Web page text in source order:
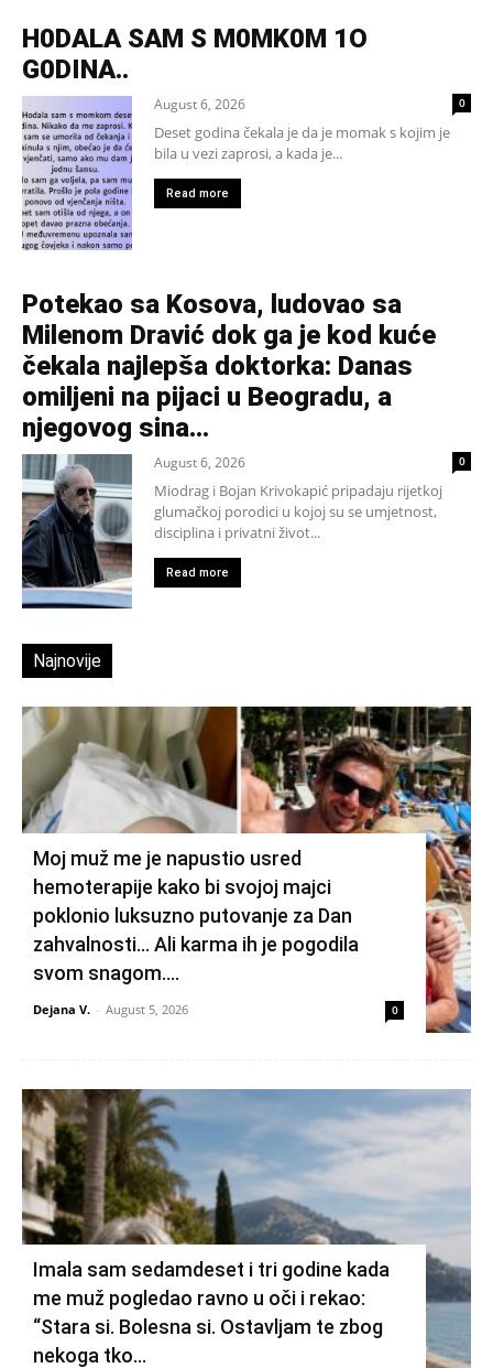
H0DALA SAM S M0MK0M 1O
G0DINA..
August 6, 2026 0
Deset godina čekala je da je momak s kojim je
bila u vezi zaprosi, a kada je...
Read more
Potekao sa Kosova, ludovao sa
Milenom Dravić dok ga je kod kuće
čekala najlepša doktorka: Danas
omiljeni na pijaci u Beogradu, a
njegovog sina...
August 6, 2026 0
Miodrag i Bojan Krivokapić pripadaju rijetkoj
glumačkoj porodici u kojoj su se umjetnost,
disciplina i privatni život...
Read more
Najnovije
Moj muž me je napustio usred
hemoterapije kako bi svojoj majci
poklonio luksuzno putovanje za Dan
zahvalnosti… Ali karma ih je pogodila
svom snagom....
Dejana V. - August 5, 2026 0
Imala sam sedamdeset i tri godine kada
me muž pogledao ravno u oči i rekao:
“Stara si. Bolesna si. Ostavljam te zbog
nekoga tko...